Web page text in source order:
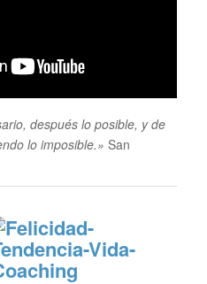
después lo posible, y de
lo imposible.» San